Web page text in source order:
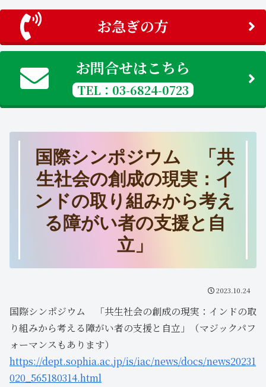
お急ぎの方
お問合せはこちら
TEL：03-6824-0723
国際シンポジウム 「共
生社会の創成の現実：イ
ンドの取り組みから考え
る障がい者の支援と自
立」
2023.10.24
国際シンポジウム 「共生社会の創成の現実：インドの取
り組みから考える障がい者の支援と自立」（マジックパフ
ォーマンスもあります）
https://dept.sophia.ac.jp/is/iac/news/docs/news20231
020_565180314.html